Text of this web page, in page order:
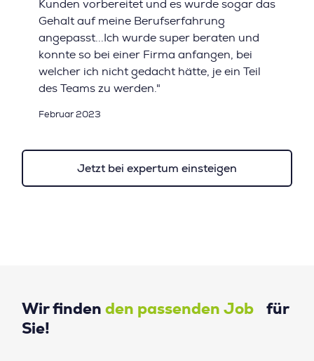
Kunden vorbereitet und es wurde sogar das
Gehalt auf meine Berufserfahrung
angepasst...Ich wurde super beraten und
konnte so bei einer Firma anfangen, bei
welcher ich nicht gedacht hätte, je ein Teil
des Teams zu werden."
Februar 2023
Jetzt bei expertum einsteigen
Wir finden den passenden Job für
Sie!